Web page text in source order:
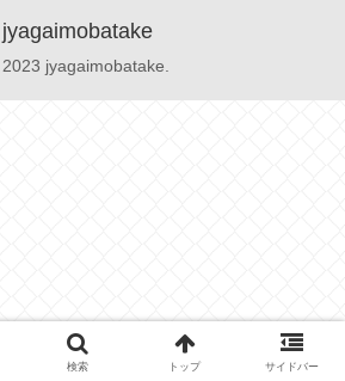
jyagaimobatake
jyagaimobatake.
検索 トップ サイドバー